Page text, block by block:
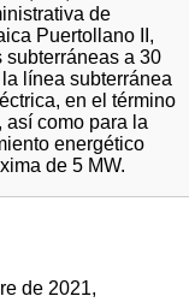
de
Puertollano II,
subterráneas a 30
línea subterránea
en el término
como para la
energético
de 5 MW.
de 2021,